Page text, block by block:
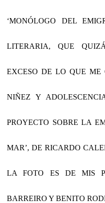
‘MONÓLOGO DEL
LITERARIA, QUE
EXCESO DE LO QUE
NIÑEZ Y
PROYECTO SOBRE LA
MAR’, DE RICARDO
LA FOTO ES DE MIS
BARREIRO Y BENITO